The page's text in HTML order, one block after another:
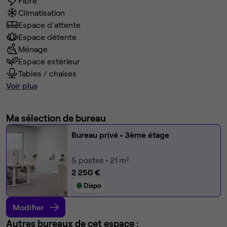
Climatisation
Espace d'attente
Espace détente
Ménage
Espace extérieur
Tables / chaises
Voir plus
Ma sélection de bureau
Bureau privé • 3ème étage
5 postes • 21 m²
2 250 €
Dispo
Modifier
Autres bureaux de cet espace :